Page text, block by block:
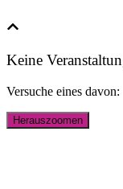
Keine
Versuche eines davon:
Herauszoomen